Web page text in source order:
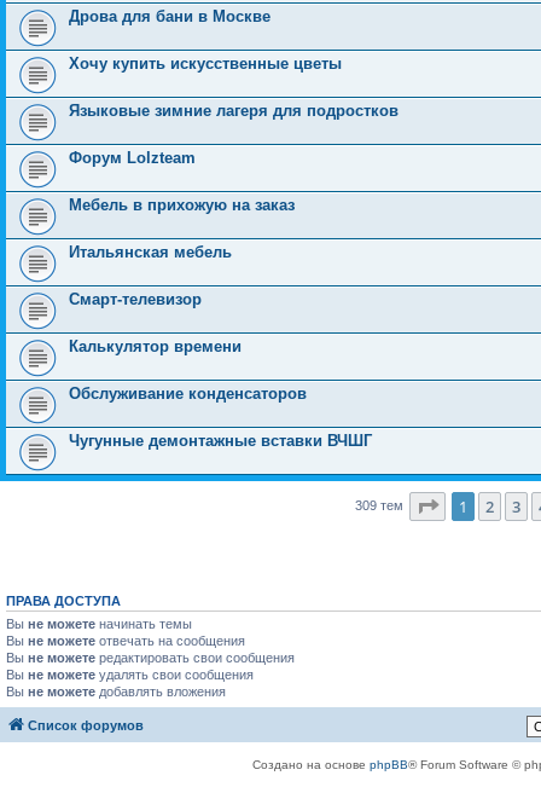
Дрова для бани в Москве
Хочу купить искусственные цветы
Языковые зимние лагеря для подростков
Форум Lolzteam
Мебель в прихожую на заказ
Итальянская мебель
Смарт-телевизор
Калькулятор времени
Обслуживание конденсаторов
Чугунные демонтажные вставки ВЧШГ
309 тем Страница
1 2 3
ПРАВА ДОСТУПА
Вы не можете начинать темы
Вы не можете отвечать на сообщения
Вы не можете редактировать свои сообщения
Вы не можете удалять свои сообщения
Вы не можете добавлять вложения
Список форумов
Создано на основе phpBB® Forum Software ©